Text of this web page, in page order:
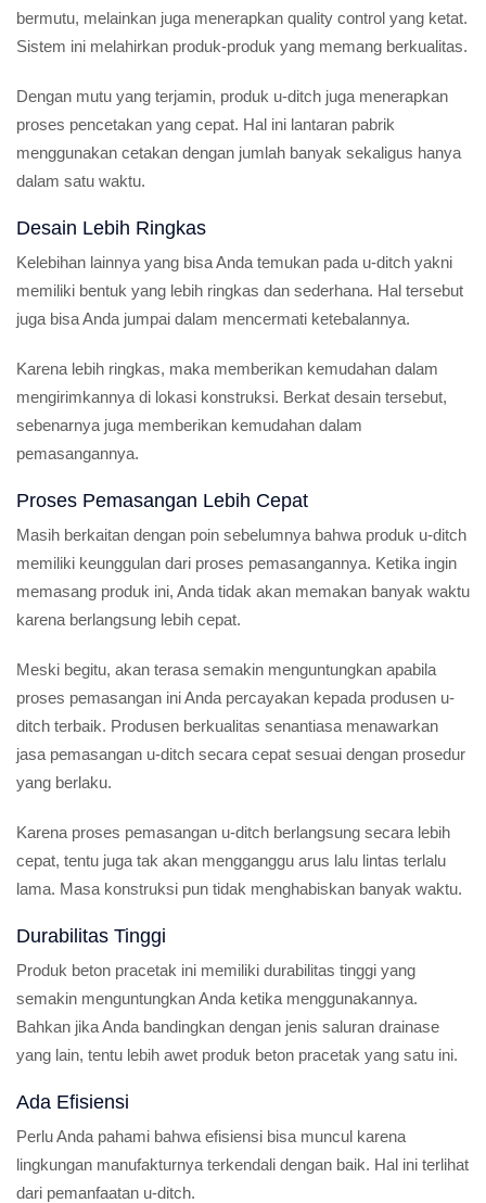
bermutu, melainkan juga menerapkan quality control yang ketat.
Sistem ini melahirkan produk-produk yang memang berkualitas.
Dengan mutu yang terjamin, produk u-ditch juga menerapkan
proses pencetakan yang cepat. Hal ini lantaran pabrik
menggunakan cetakan dengan jumlah banyak sekaligus hanya
dalam satu waktu.
Desain Lebih Ringkas
Kelebihan lainnya yang bisa Anda temukan pada u-ditch yakni
memiliki bentuk yang lebih ringkas dan sederhana. Hal tersebut
juga bisa Anda jumpai dalam mencermati ketebalannya.
Karena lebih ringkas, maka memberikan kemudahan dalam
mengirimkannya di lokasi konstruksi. Berkat desain tersebut,
sebenarnya juga memberikan kemudahan dalam
pemasangannya.
Proses Pemasangan Lebih Cepat
Masih berkaitan dengan poin sebelumnya bahwa produk u-ditch
memiliki keunggulan dari proses pemasangannya. Ketika ingin
memasang produk ini, Anda tidak akan memakan banyak waktu
karena berlangsung lebih cepat.
Meski begitu, akan terasa semakin menguntungkan apabila
proses pemasangan ini Anda percayakan kepada produsen u-
ditch terbaik. Produsen berkualitas senantiasa menawarkan
jasa pemasangan u-ditch secara cepat sesuai dengan prosedur
yang berlaku.
Karena proses pemasangan u-ditch berlangsung secara lebih
cepat, tentu juga tak akan mengganggu arus lalu lintas terlalu
lama. Masa konstruksi pun tidak menghabiskan banyak waktu.
Durabilitas Tinggi
Produk beton pracetak ini memiliki durabilitas tinggi yang
semakin menguntungkan Anda ketika menggunakannya.
Bahkan jika Anda bandingkan dengan jenis saluran drainase
yang lain, tentu lebih awet produk beton pracetak yang satu ini.
Ada Efisiensi
Perlu Anda pahami bahwa efisiensi bisa muncul karena
lingkungan manufakturnya terkendali dengan baik. Hal ini terlihat
dari pemanfaatan u-ditch.